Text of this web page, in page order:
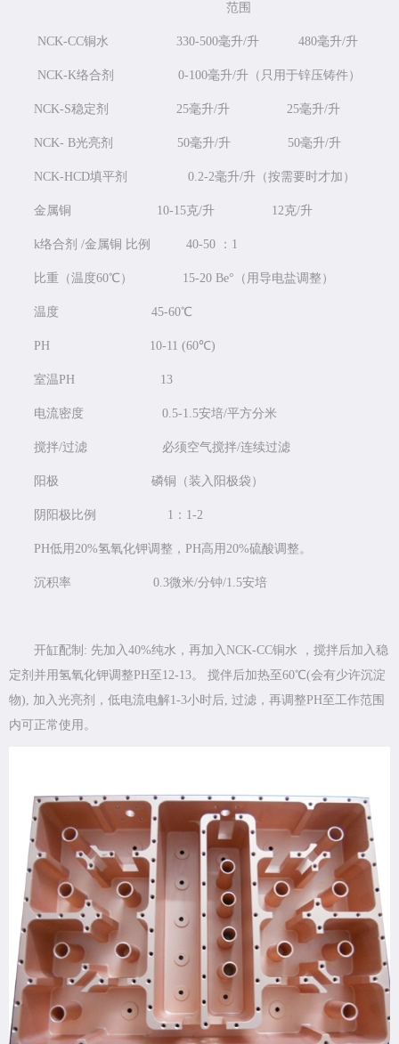
范围
NCK-CC铜水 330-500毫升/升 480毫升/升
NCK-K络合剂 0-100毫升/升（只用于锌压铸件）
NCK-S稳定剂 25毫升/升 25毫升/升
NCK- B光亮剂 50毫升/升 50毫升/升
NCK-HCD填平剂 0.2-2毫升/升（按需要时才加）
金属铜 10-15克/升 12克/升
k络合剂 /金属铜 比例 40-50 ：1
比重（温度60℃） 15-20 Be°（用导电盐调整）
温度 45-60℃
PH 10-11 (60℃)
室温PH 13
电流密度 0.5-1.5安培/平方分米
搅拌/过滤 必须空气搅拌/连续过滤
阳极 磷铜（装入阳极袋）
阴阳极比例 1：1-2
PH低用20%氢氧化钾调整，PH高用20%硫酸调整。
沉积率 0.3微米/分钟/1.5安培
开缸配制: 先加入40%纯水，再加入NCK-CC铜水 ，搅拌后加入稳
定剂并用氢氧化钾调整PH至12-13。 搅伴后加热至60℃(会有少许沉淀
物), 加入光亮剂，低电流电解1-3小时后, 过滤，再调整PH至工作范围
内可正常使用。